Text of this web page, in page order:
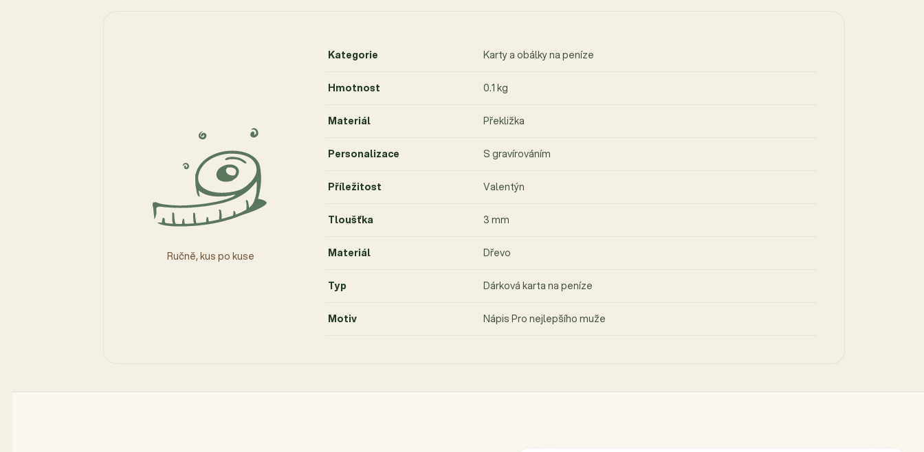
Ručně, kus po kuse
Kategorie Karty a obálky na peníze
Hmotnost 0.1 kg
Materiál Překližka
Personalizace S gravírováním
Příležitost Valentýn
Tloušťka 3 mm
Materiál Dřevo
Typ Dárková karta na peníze
Motiv Nápis Pro nejlepšího muže